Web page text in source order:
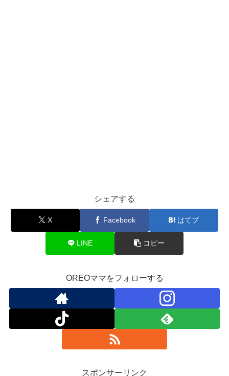
シェアする
X Facebook はてブ
LINE コピー
OREOママをフォローする
スポンサーリンク